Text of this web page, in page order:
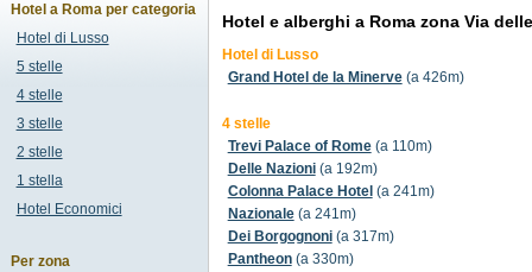
Hotel e alberghi a Roma zona Via
Hotel di Lusso
Grand Hotel de la Minerve(a 426m)
4 stelle
Trevi Palace of Rome(a 110m)
Delle Nazioni(a 192m)
Colonna Palace Hotel (a 241m)
Nazionale(a 241m)
Dei Borgognoni(a 317m)
Pantheon(a 330m)
Hotel a Roma per categoria
Hotel di Lusso
5 stelle
4 stelle
3 stelle
2 stelle
1 stella
Hotel Economici
Per zona